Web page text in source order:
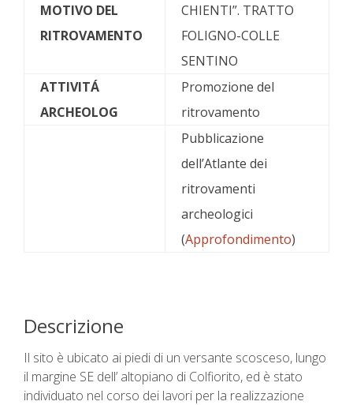
MOTIVO DEL
RITROVAMENTO
CHIENTI”. TRATTO
FOLIGNO-COLLE
SENTINO
ATTIVITÁ
ARCHEOLOG
Promozione del
ritrovamento
Pubblicazione
dell’Atlante dei
ritrovamenti
archeologici
(Approfondimento)
Descrizione
Il sito è ubicato ai piedi di un versante scosceso, lungo
il margine SE dell’ altopiano di Colfiorito, ed è stato
individuato nel corso dei lavori per la realizzazione